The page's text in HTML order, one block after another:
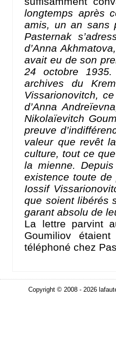
longtemps après
amis, un an sans
Pasternak
d’Anna
avait eu de son
24 octobre
archives du
Vissarionovitch,
d’Anna
Nikolaïevitch
preuve
valeur que revêt
culture, tout ce
la mienne.
existence toute
Iossif
que soient libérés
garant absolu de
La lettre parvint
Goumiliov
téléphoné chez
Copyright © 2008 - 2026